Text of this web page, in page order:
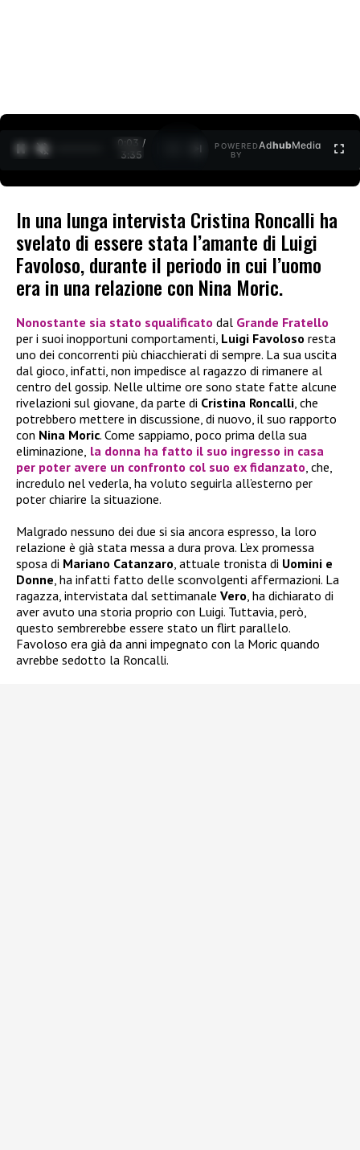
0:04 /
3:35
POWERED
BY
AdhubMedia
In una lunga intervista Cristina Roncalli ha
svelato di essere stata l’amante di Luigi
Favoloso, durante il periodo in cui l’uomo
era in una relazione con Nina Moric.
Nonostante sia stato squalificato dal Grande Fratello
per i suoi inopportuni comportamenti, Luigi Favoloso resta
uno dei concorrenti più chiacchierati di sempre. La sua uscita
dal gioco, infatti, non impedisce al ragazzo di rimanere al
centro del gossip. Nelle ultime ore sono state fatte alcune
rivelazioni sul giovane, da parte di Cristina Roncalli , che
potrebbero mettere in discussione, di nuovo, il suo rapporto
con Nina Moric. Come sappiamo, poco prima della sua
eliminazione, la donna ha fatto il suo ingresso in casa
per poter avere un confronto col suo ex fidanzato , che,
incredulo nel vederla, ha voluto seguirla all’esterno per
poter chiarire la situazione.
Malgrado nessuno dei due si sia ancora espresso, la loro
relazione è già stata messa a dura prova. L’ex promessa
sposa di Mariano Catanzaro , attuale tronista di Uomini e
Donne , ha infatti fatto delle sconvolgenti affermazioni. La
ragazza, intervistata dal settimanale Vero , ha dichiarato di
aver avuto una storia proprio con Luigi. Tuttavia, però,
questo sembrerebbe essere stato un flirt parallelo.
Favoloso era già da anni impegnato con la Moric quando
avrebbe sedotto la Roncalli.